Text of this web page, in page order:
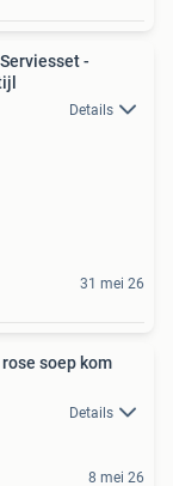
-
Details
31 mei 26
soep kom
Details
8 mei 26